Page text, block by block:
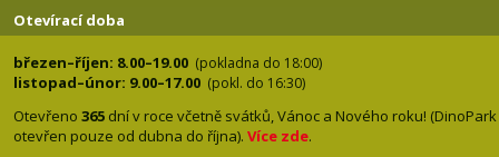
Otevírací doba
březen–říjen: 8.00–19.00 (pokladna do 18:00)
listopad–únor: 9.00–17.00 (pokl. do 16:30)
Otevřeno 365 dní v roce včetně svátků, Vánoc a Nového roku! (DinoPark
otevřen pouze od dubna do října). Více zde.